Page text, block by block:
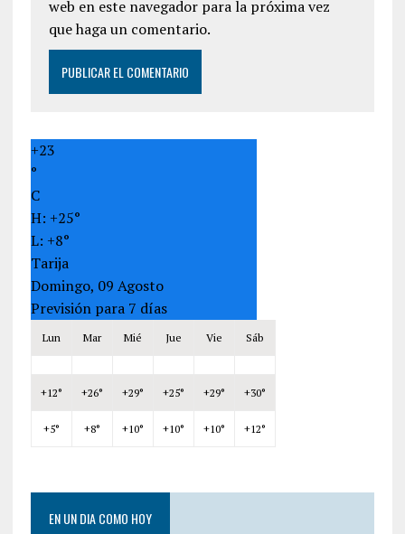
web en este navegador para la próxima vez
que haga un comentario.
+23
°
C
H: +25°
L: +8°
Tarija
Domingo, 09 Agosto
Previsión para 7 días
Lun Mar Mié Jue Vie Sáb
+12° +26° +29° +25° +29° +30°
+5° +8° +10° +10° +10° +12°
EN UN DIA COMO HOY